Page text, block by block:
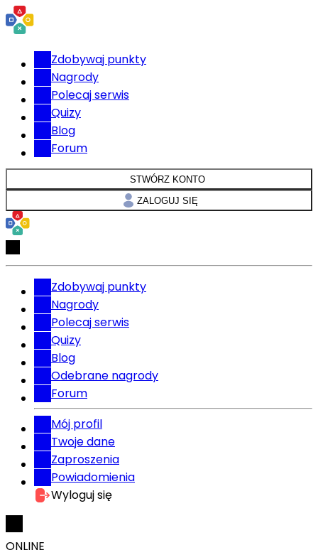
Zdobywaj punkty
Nagrody
Polecaj serwis
Quizy
Blog
Forum
STWÓRZ KONTO
ZALOGUJ SIĘ
Zdobywaj punkty
Nagrody
Polecaj serwis
Quizy
Blog
Odebrane nagrody
Forum
Mój profil
Twoje dane
Zaproszenia
Powiadomienia
Wyloguj się
ONLINE